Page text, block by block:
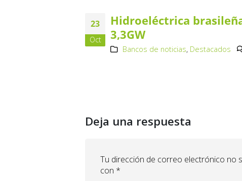
23
Oct
Hidroeléctrica
3,3GW
Bancos de noticias, Destacados
Deja una respuesta
Tu dirección de correo electrónico no
con *